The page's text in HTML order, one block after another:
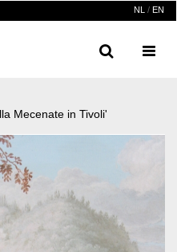
NL / EN
Menu
Search
Mecenate in Tivoli'